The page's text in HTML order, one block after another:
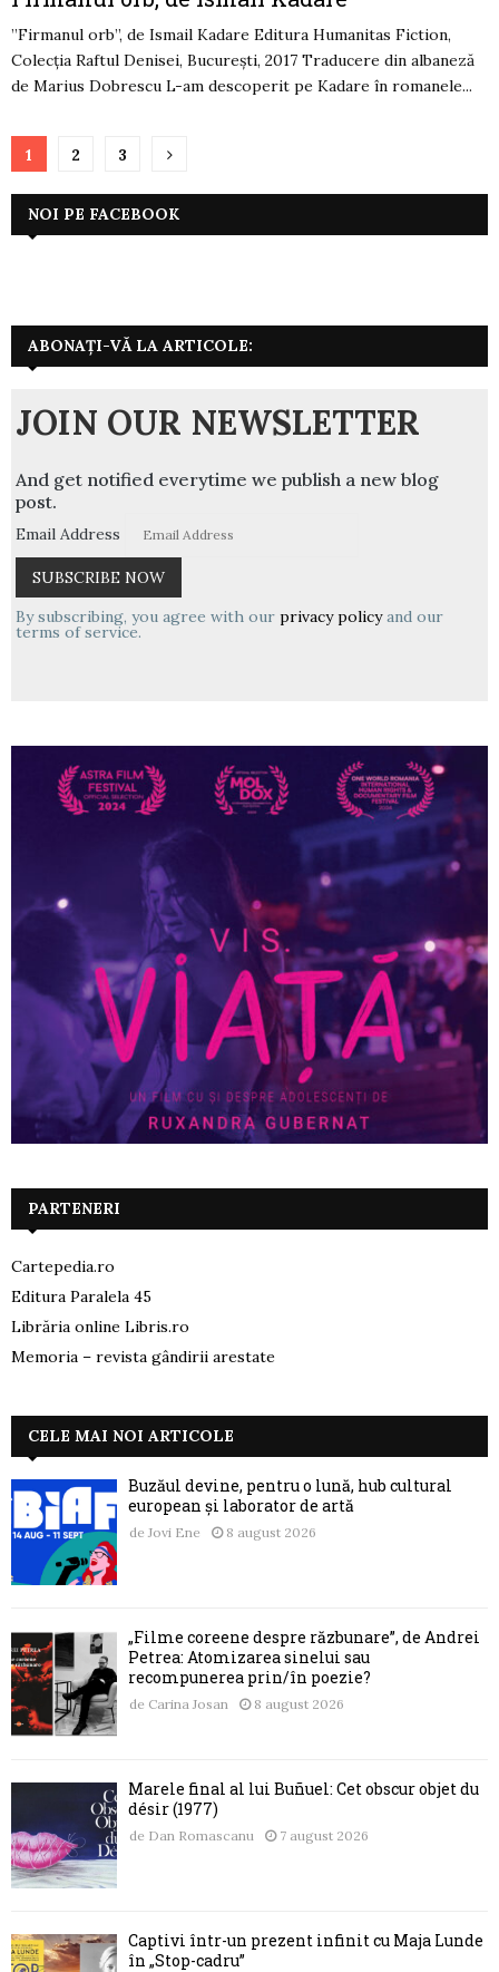
”Firmanul orb”, de Ismail Kadare Editura Humanitas Fiction,
Colecția Raftul Denisei, București, 2017 Traducere din albaneză
de Marius Dobrescu L-am descoperit pe Kadare în romanele...
Paginație
articole
1 2 3
NOI PE FACEBOOK
ABONAȚI-VĂ LA ARTICOLE:
JOIN OUR NEWSLETTER
And get notified everytime we publish a new blog
post.
Email Address
By subscribing, you agree with our privacy policyand our
terms of service.
PARTENERI
Cartepedia.ro
Editura Paralela 45
Librăria online Libris.ro
Memoria – revista gândirii arestate
CELE MAI NOI ARTICOLE
Buzăul devine, pentru o lună, hub cultural
european și laborator de artă
de Jovi Ene 8 august 2026
„Filme coreene despre răzbunare”, de Andrei
Petrea: Atomizarea sinelui sau
recompunerea prin/în poezie?
de Carina Josan 8 august 2026
Marele final al lui Buñuel: Cet obscur objet du
désir (1977)
de Dan Romascanu 7 august 2026
Captivi într-un prezent infinit cu Maja Lunde
în „Stop-cadru”